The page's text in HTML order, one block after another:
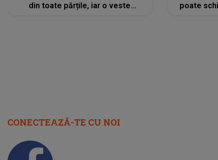
din toate părțile, iar o veste
poate
CONECTEAZĂ-TE CU NOI